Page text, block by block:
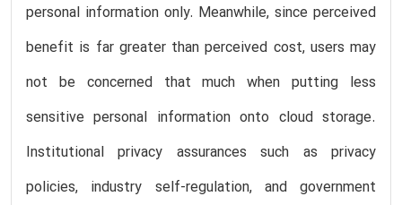
personal information only. Meanwhile, since perceived
benefit is far greater than perceived cost, users may
not be concerned that much when putting less
sensitive personal information onto cloud storage.
Institutional privacy assurances such as privacy
policies, industry self-regulation, and government